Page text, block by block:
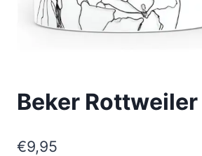
Beker Rottweiler
€9,95